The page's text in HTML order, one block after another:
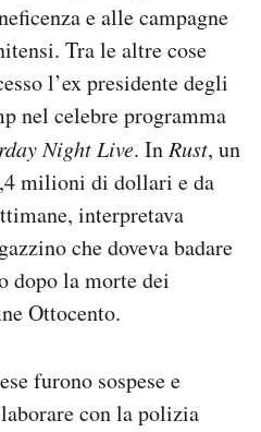
e alle campagne
Tra le altre cose
l’ex presidente degli
nel celebre programma
Night Live. In Rust, un
milioni di dollari e da
interpretava
che doveva badare
dopo la morte dei
Ottocento.
furono sospese e
con la polizia